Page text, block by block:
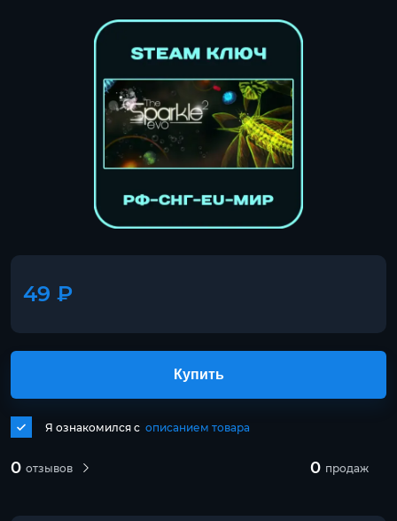
49 ₽
0 отзывов 0 продаж
Я ознакомился с описанием товара
Купить